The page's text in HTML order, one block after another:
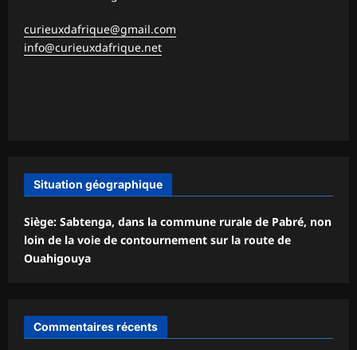
curieuxdafrique@gmail.com
info@curieuxdafrique.net
Situation géographique
Siège: Sabtenga, dans la commune rurale de Pabré, non
loin de la voie de contournement sur la route de
Ouahigouya
Commentaires récents